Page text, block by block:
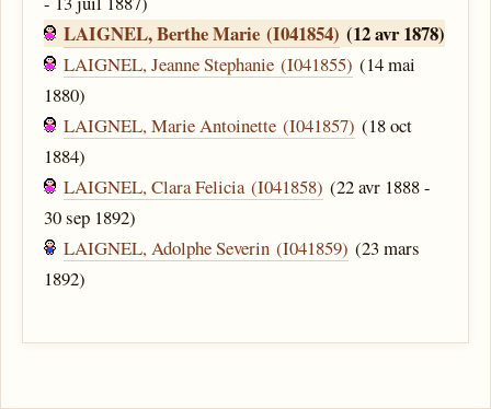
LAIGNEL, Berthe Marie (I041854) (12 avr 1878)
LAIGNEL, Jeanne Stephanie (I041855) (14 mai
1880)
LAIGNEL, Marie Antoinette (I041857) (18 oct
1884)
LAIGNEL, Clara Felicia (I041858) (22 avr 1888 -
30 sep 1892)
LAIGNEL, Adolphe Severin (I041859) (23 mars
1892)